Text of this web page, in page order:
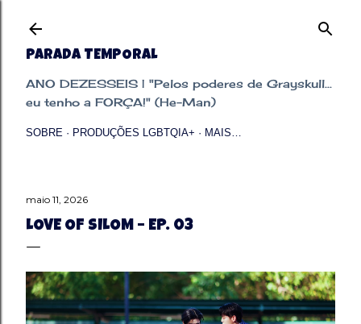
PARADA TEMPORAL
ANO DEZESSEIS | "Pelos poderes de Grayskull...
eu tenho a FORÇA!" (He-Man)
SOBRE PRODUÇÕES LGBTQIA+ MAIS…
maio 11, 2026
LOVE OF SILOM – EP. 03